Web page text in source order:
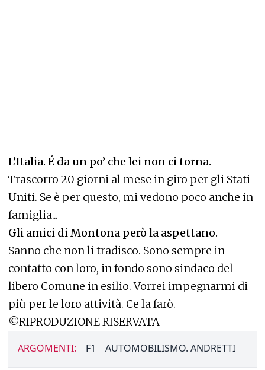
L’Italia. É da un po’ che lei non ci torna.
Trascorro 20 giorni al mese in giro per gli Stati
Uniti. Se è per questo, mi vedono poco anche in
famiglia...
Gli amici di Montona però la aspettano.
Sanno che non li tradisco. Sono sempre in
contatto con loro, in fondo sono sindaco del
libero Comune in esilio. Vorrei impegnarmi di
più per le loro attività. Ce la farò.
©RIPRODUZIONE RISERVATA
ARGOMENTI: F1 AUTOMOBILISMO. ANDRETTI